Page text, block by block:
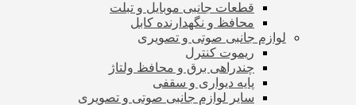
قطعات جانبی موبایل و تبلت
محافظ و نگهدارنده کابل
لوازم جانبی صوتی و تصویری
ریموت کنترل
چندراهی برق و محافظ ولتاژ
پایه دیواری و سقفی
سایر لوازم جانبی صوتی و تصویری